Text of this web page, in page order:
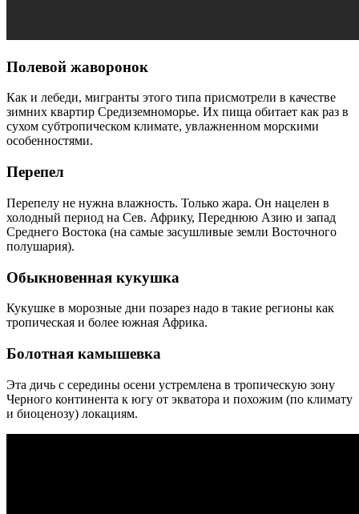
Полевой жаворонок
Как и лебеди, мигранты этого типа присмотрели в качестве
зимних квартир Средиземноморье. Их пища обитает как раз в
сухом субтропическом климате, увлажненном морскими
особенностями.
Перепел
Перепелу не нужна влажность. Только жара. Он нацелен в
холодный период на Сев. Африку, Переднюю Азию и запад
Среднего Востока (на самые засушливые земли Восточного
полушария).
Обыкновенная кукушка
Кукушке в морозные дни позарез надо в такие регионы как
тропическая и более южная Африка.
Болотная камышевка
Эта дичь с середины осени устремлена в тропическую зону
Черного континента к югу от экватора и похожим (по климату
и биоценозу) локациям.